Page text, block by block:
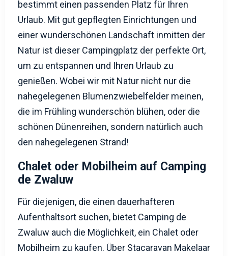
bestimmt einen passenden Platz für Ihren
Urlaub. Mit gut gepflegten Einrichtungen und
einer wunderschönen Landschaft inmitten der
Natur ist dieser Campingplatz der perfekte Ort,
um zu entspannen und Ihren Urlaub zu
genießen. Wobei wir mit Natur nicht nur die
nahegelegenen Blumenzwiebelfelder meinen,
die im Frühling wunderschön blühen, oder die
schönen Dünenreihen, sondern natürlich auch
den nahegelegenen Strand!
Chalet oder Mobilheim auf Camping
de Zwaluw
Für diejenigen, die einen dauerhafteren
Aufenthaltsort suchen, bietet Camping de
Zwaluw auch die Möglichkeit, ein Chalet oder
Mobilheim zu kaufen. Über Stacaravan Makelaar